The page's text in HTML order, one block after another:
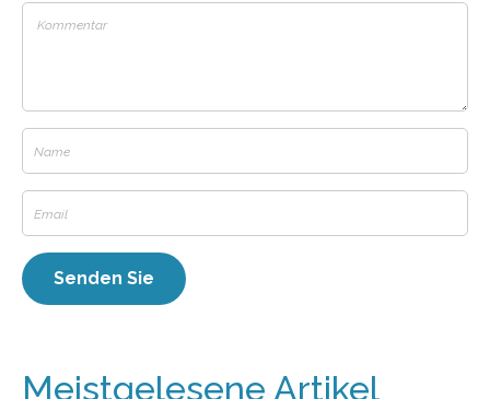
Meistgelesene Artikel